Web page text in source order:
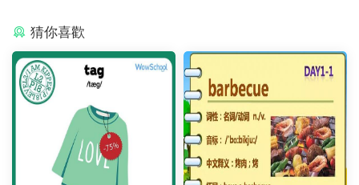
猜你喜歡